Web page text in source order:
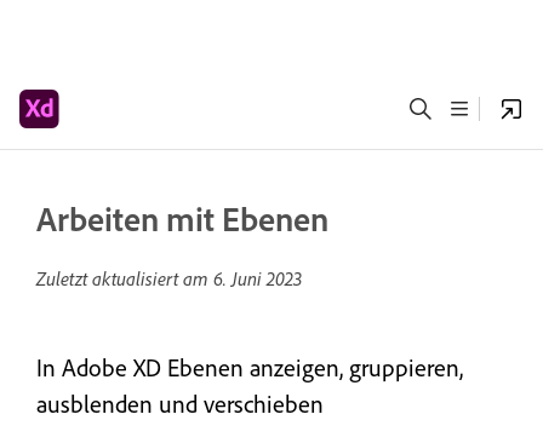
Arbeiten mit Ebenen
Zuletzt aktualisiert am 6. Juni 2023
In Adobe XD Ebenen anzeigen, gruppieren,
ausblenden und verschieben